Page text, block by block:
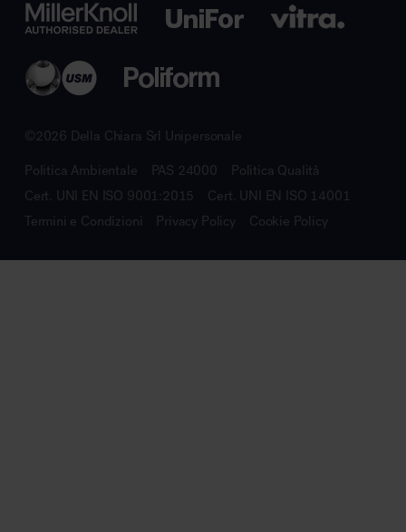
©2026 Della Chiara Srl Unipersonale
Politica Ambientale PAS 24000
Politica Qualità
Cert. UNI EN ISO 9001:2015
Cert. UNI EN ISO 14001
Termini e Condizioni
Privacy Policy Cookie Policy